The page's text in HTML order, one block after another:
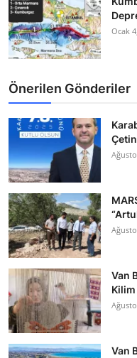
Ocak
Önerilen Gönderiler
Van
Van